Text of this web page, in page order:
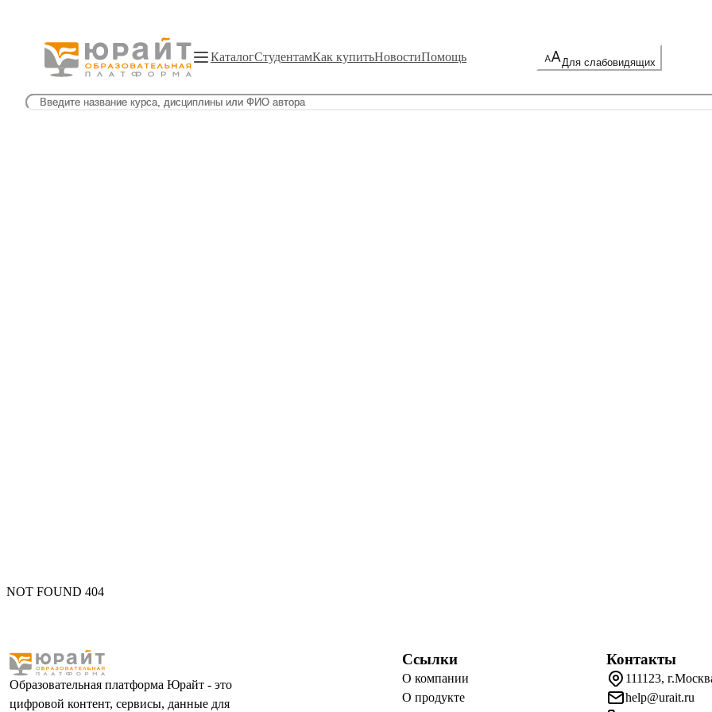
КаталогСтудентамКак купитьНовостиПомощь Для слабовидящих
NOT FOUND 404
Образовательная платформа Юрайт - это
цифровой контент, сервисы, данные для
Ссылки
О компании
О продукте
Контакты
111123,
help@urait.ru